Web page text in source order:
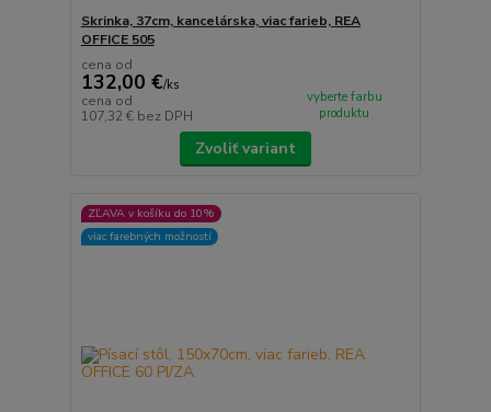
Skrinka, 37cm, kancelárska, viac farieb, REA
OFFICE 505
cena od
132,00 €/ks
cena od
107,32 € bez DPH
vyberte farbu
produktu
Zvoliť variant
ZĽAVA v košíku do 10%
viac farebných možností